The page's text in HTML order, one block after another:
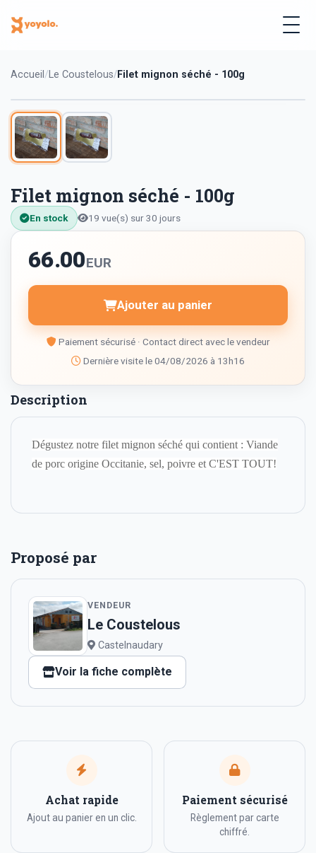
Accueil Le Coustelous Filet mignon séché - 100g
Filet mignon séché - 100g
En stock 19 vue(s) sur 30 jours
66.00EUR
Ajouter au panier
Paiement sécurisé · Contact direct avec le vendeur
Dernière visite le 04/08/2026 à 13h16
Description
Dégustez notre filet mignon séché qui contient : Viande
de porc origine Occitanie, sel, poivre et C'EST TOUT!
Proposé par
VENDEUR
Le Coustelous
Castelnaudary
Voir la fiche complète
Achat rapide
Ajout au panier en un clic.
Paiement sécurisé
Règlement par carte
chiffré.